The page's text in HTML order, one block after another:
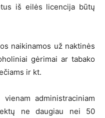
iš eilės licencija būtų
naikinamos už naktinės
gėrimai ar tabako
ir kt.
administraciniam
ne daugiau nei 50